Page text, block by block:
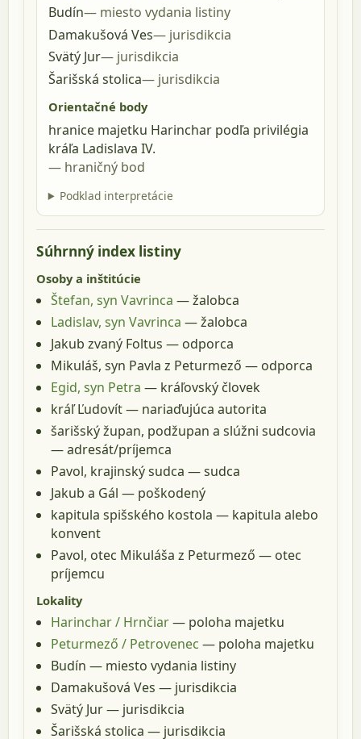
Budín
miesto vydania listiny
Damakušová Ves
jurisdikcia
Svätý Jur
jurisdikcia
Šarišská stolica
jurisdikcia
Orientačné body
hranice majetku Harinchar podľa privilégia
kráľa Ladislava IV.
hraničný bod
Podklad interpretácie
Súhrnný index listiny
Osoby a inštitúcie
Štefan, syn Vavrinca — žalobca
Ladislav, syn Vavrinca — žalobca
Jakub zvaný Foltus — odporca
Mikuláš, syn Pavla z Peturmező — odporca
Egid, syn Petra — kráľovský človek
kráľ Ľudovít— nariaďujúca autorita
šarišský župan, podžupan a slúžni sudcovia
— adresát/príjemca
Pavol, krajinský sudca — sudca
Jakub a Gál — poškodený
kapitula spišského kostola — kapitula alebo
konvent
Pavol, otec Mikuláša z Peturmező — otec
príjemcu
Lokality
Harinchar / Hrnčiar— poloha majetku
Peturmező / Petrovenec — poloha majetku
Budín — miesto vydania listiny
Damakušová Ves — jurisdikcia
Svätý Jur— jurisdikcia
Šarišská stolica — jurisdikcia